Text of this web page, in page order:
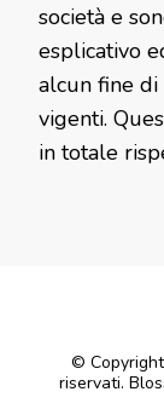
società e
esplicativo
alcun fine
vigenti.
in totale
©
riservati.